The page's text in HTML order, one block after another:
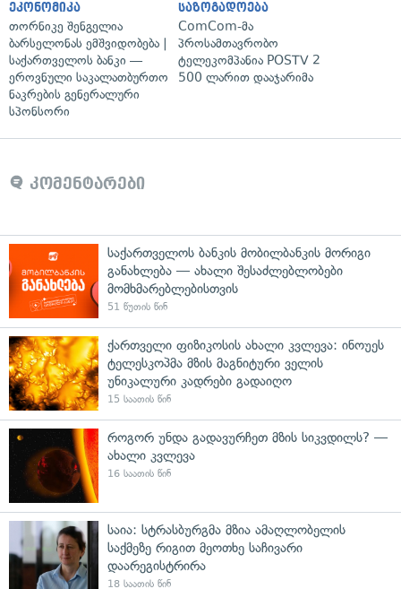
ეკონომიკა
თორნიკე შენგელია
ბარსელონას ემშვიდობება |
საქართველოს ბანკი —
ეროვნული საკალათბურთო
ნაკრების გენერალური
სპონსორი
საზოგადოება
ComCom-მა
პროსამთავრობო
ტელეკომპანია POSTV 2
500 ლარით დააჯარიმა
კომენტარები
საქართველოს ბანკის მობილბანკის მორიგი
განახლება — ახალი შესაძლებლობები
მომხმარებლებისთვის
51 წუთის წინ
ქართველი ფიზიკოსის ახალი კვლევა: ინოუეს
ტელესკოპმა მზის მაგნიტური ველის
უნიკალური კადრები გადაიღო
15 საათის წინ
როგორ უნდა გადავურჩეთ მზის სიკვდილს? —
ახალი კვლევა
16 საათის წინ
საია: სტრასბურგმა მზია ამაღლობელის
საქმეზე რიგით მეოთხე საჩივარი
დაარეგისტრირა
18 საათის წინ